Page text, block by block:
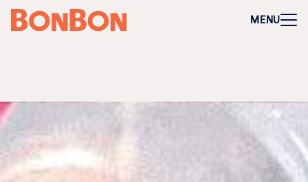
MENU
+
Mitarbeitergeschenk allgemein
Anfrage/Beratung
Zur Direktbestellung für Firmen